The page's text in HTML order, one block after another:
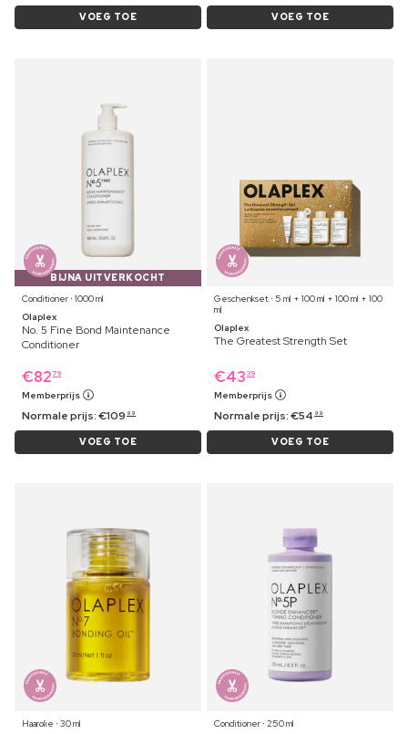
VOEG TOE VOEG TOE
BIJNA UITVERKOCHT
Conditioner ⋅ 1000 ml
Olaplex
No. 5 Fine Bond Maintenance
Conditioner
€82 79
Memberprijs
Normale prijs:€109 99
VOEG TOE
Geschenkset ⋅ 5 ml + 100 ml + 100 ml + 100
ml
Olaplex
The Greatest Strength Set
€43 39
Memberprijs
Normale prijs:€54 99
VOEG TOE
Haarolie ⋅ 30 ml
Conditioner ⋅ 250 ml